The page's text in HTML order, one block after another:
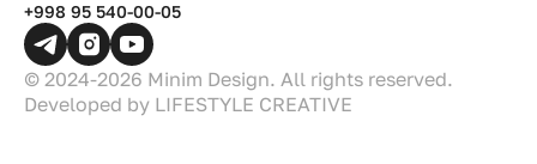
+998 95 540-00-05
© 2024-2026 Minim Design. All rights reserved.
Developed by LIFESTYLE CREATIVE